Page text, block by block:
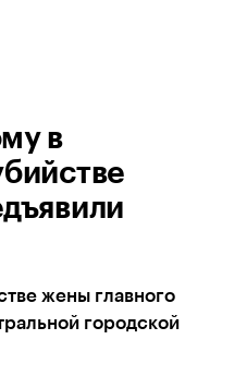
в
жены главного
городской